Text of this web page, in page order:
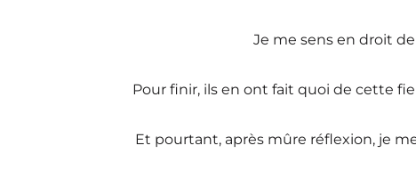
Je me sens en droit
Pour finir, ils en ont fait quoi de cette
Et pourtant, après mûre réflexion, je